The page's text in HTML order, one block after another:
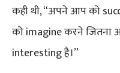
कही थी, “अपने आप को
को imagine करने जितना
interesting है।”